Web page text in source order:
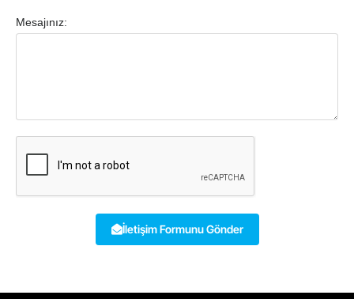
Mesajınız:
İletişim Formunu Gönder